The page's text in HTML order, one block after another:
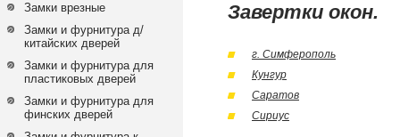
Замки врезные
Замки и фурнитура д/
китайских дверей
Замки и фурнитура для
пластиковых дверей
Замки и фурнитура для
финских дверей
Завертки окон.
г. Симферополь
Кунгур
Саратов
Сириус